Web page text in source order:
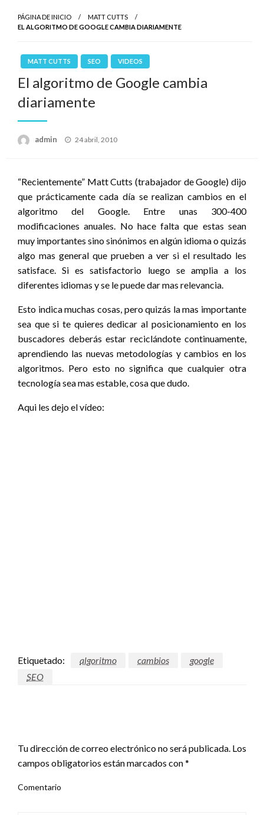
PÁGINA DE INICIO
MATT CUTTS
EL ALGORITMO DE GOOGLE CAMBIA DIARIAMENTE
MATT CUTTS SEO VIDEOS
El algoritmo de Google cambia
diariamente
admin
Publicado
24 abril, 2010
“Recientemente” Matt Cutts (trabajador de Google) dijo
que prácticamente cada día se realizan cambios en el
algoritmo del Google. Entre unas 300-400
modificaciones anuales. No hace falta que estas sean
muy importantes sino sinónimos en algún idioma o quizás
algo mas general que prueben a ver si el resultado les
satisface. Si es satisfactorio luego se amplia a los
diferentes idiomas y se le puede dar mas relevancia.
Esto indica muchas cosas, pero quizás la mas importante
sea que si te quieres dedicar al posicionamiento en los
buscadores deberás estar reciclándote continuamente,
aprendiendo las nuevas metodologías y cambios en los
algoritmos. Pero esto no significa que cualquier otra
tecnología sea mas estable, cosa que dudo.
Aqui les dejo el vídeo:
Etiquetado: algoritmo cambios
google
SEO
Tu dirección de correo electrónico no será publicada. Los
campos obligatorios están marcados con*
Comentario